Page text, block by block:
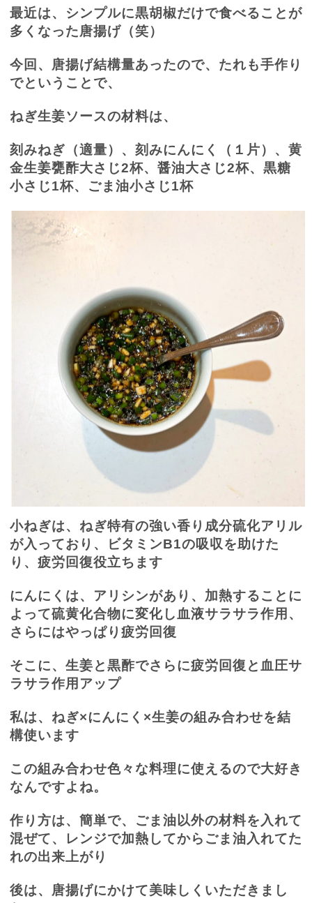
最近は、シンプルに黒胡椒だけで食べることが
多くなった唐揚げ（笑）
今回、唐揚げ結構量あったので、たれも手作り
でということで、
ねぎ生姜ソースの材料は、
刻みねぎ（適量）、刻みにんにく（１片）、黄
金生姜甕酢大さじ2杯、醤油大さじ2杯、黒糖
小さじ1杯、ごま油小さじ1杯
小ねぎは、ねぎ特有の強い香り成分硫化アリル
が入っており、ビタミンB1の吸収を助けた
り、疲労回復役立ちます
にんにくは、アリシンがあり、加熱することに
よって硫黄化合物に変化し血液サラサラ作用、
さらにはやっぱり疲労回復
そこに、生姜と黒酢でさらに疲労回復と血圧サ
ラサラ作用アップ
私は、ねぎ×にんにく×生姜の組み合わせを結
構使います
この組み合わせ色々な料理に使えるので大好き
なんですよね。
作り方は、簡単で、ごま油以外の材料を入れて
混ぜて、レンジで加熱してからごま油入れてた
れの出来上がり
後は、唐揚げにかけて美味しくいただきまし